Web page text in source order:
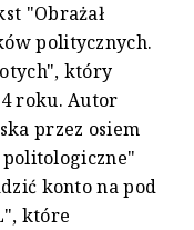
"Obrażał
politycznych.
który
roku. Autor
przez osiem
politologiczne"
konto na pod
które